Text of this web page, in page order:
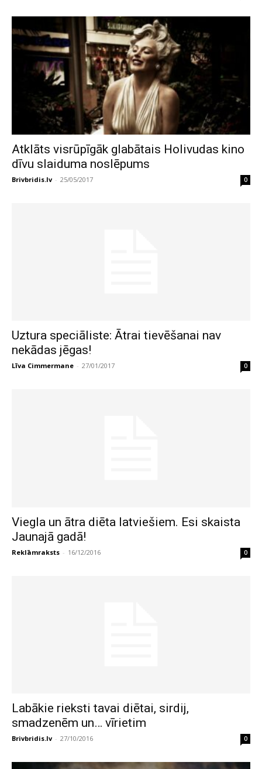
Atklāts visrūpīgāk glabātais Holivudas kino
dīvu slaiduma noslēpums
Brivbridis.lv - 25/05/2017 0
Uztura speciāliste: Ātrai tievēšanai nav
nekādas jēgas!
Līva Cimmermane - 27/01/2017 0
Viegla un ātra diēta latviešiem. Esi skaista
Jaunajā gadā!
Reklāmraksts - 16/12/2016 0
Labākie rieksti tavai diētai, sirdij,
smadzenēm un… vīrietim
Brivbridis.lv - 27/10/2016 0